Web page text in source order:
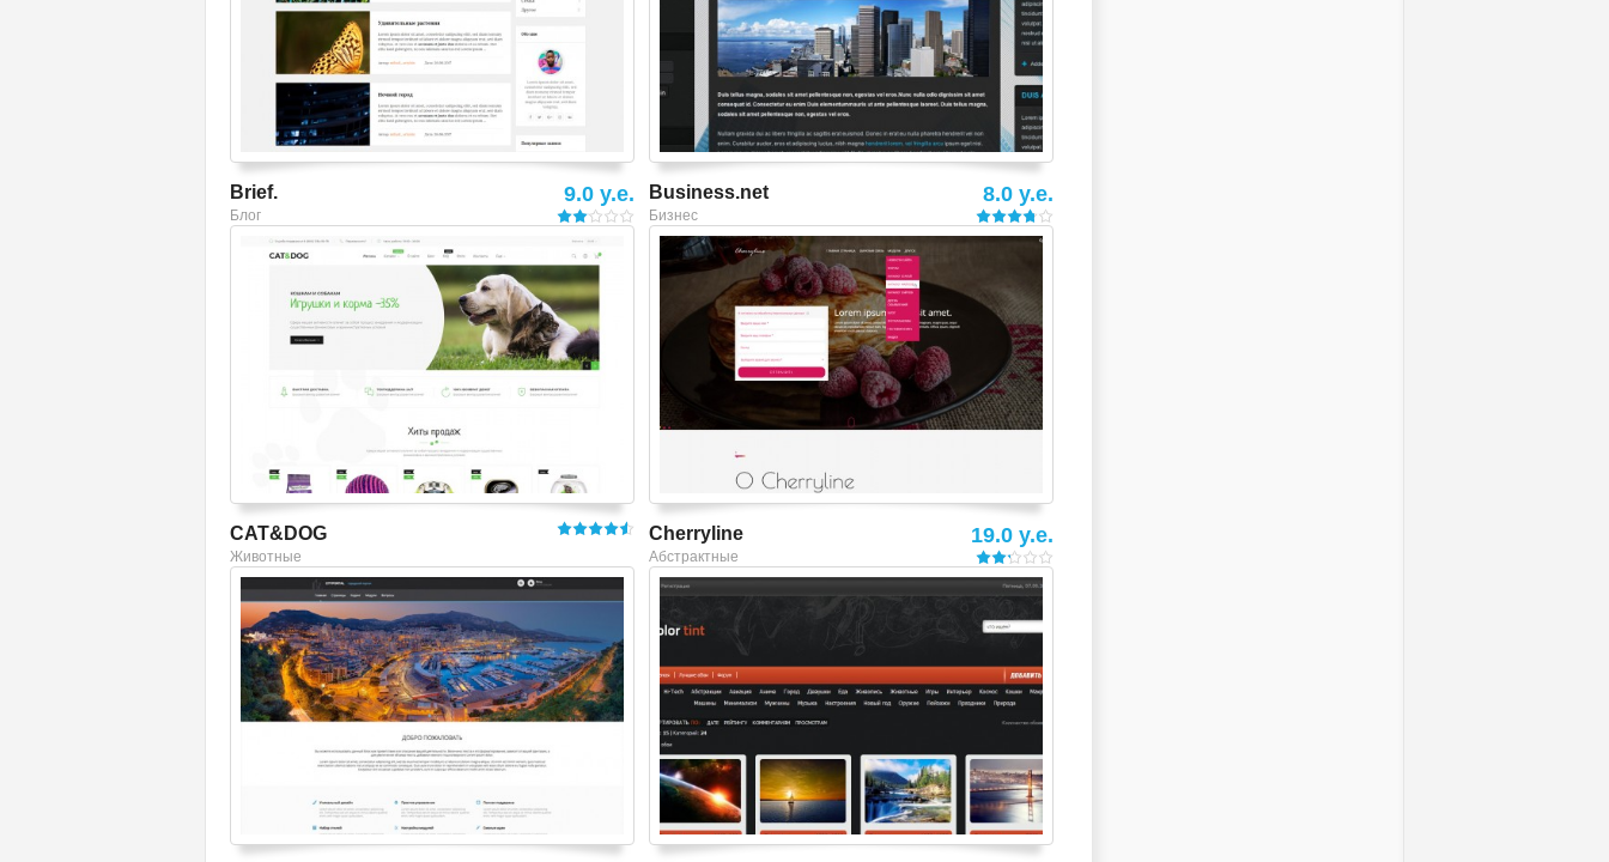
Brief.
Блог
9.0 y.e. Business.net
Бизнес
8.0 y.e.
Смотреть шаблон
CAT&DOG
Животные
Смотреть шаблон
Cherryline
Абстрактные
19.0 y.e.
Смотреть шаблон